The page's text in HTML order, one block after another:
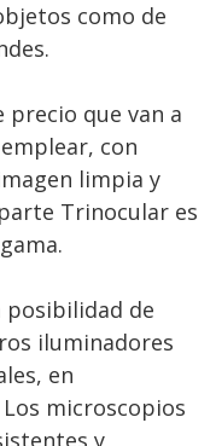
como de
precio que van a
con
limpia y
Trinocular es
posibilidad de
iluminadores
en
microscopios
y